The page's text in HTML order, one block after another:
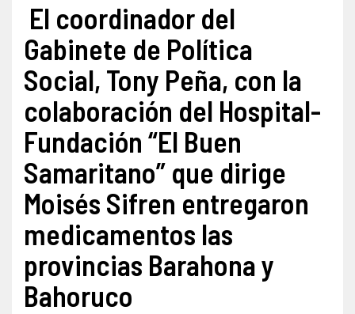
El coordinador del
Gabinete de Política
Social, Tony Peña, con la
colaboración del Hospital-
Fundación “El Buen
Samaritano” que dirige
Moisés Sifren entregaron
medicamentos las
provincias Barahona y
Bahoruco